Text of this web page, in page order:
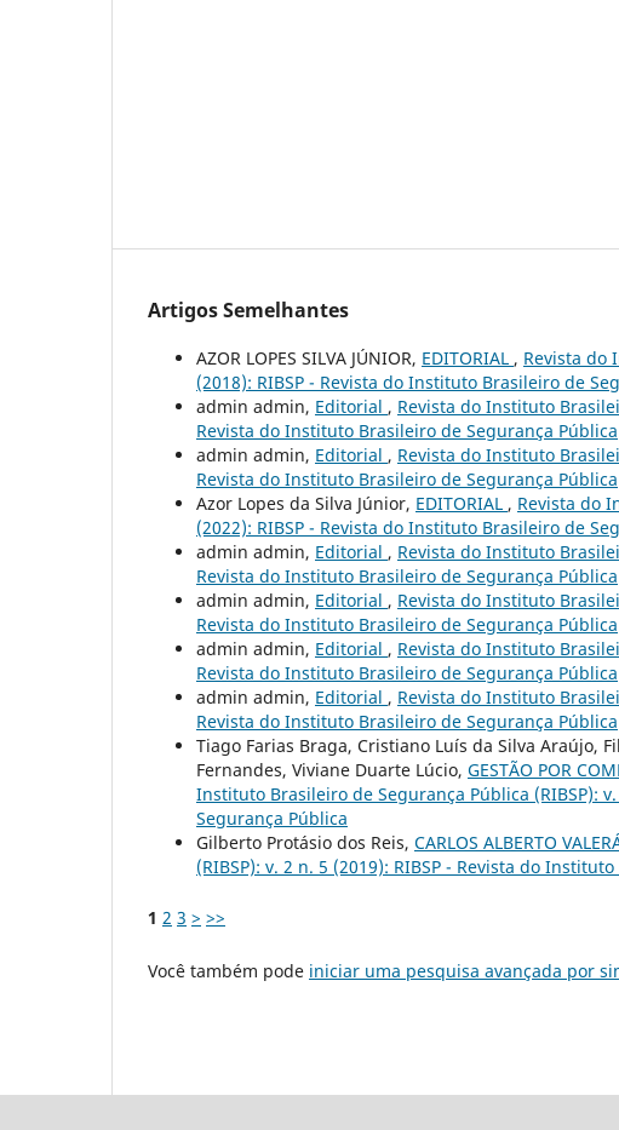
Artigos Semelhantes
AZOR LOPES SILVA JÚNIOR, EDITORIAL , Revista do
(2018): RIBSP - Revista do Instituto Brasileiro de
admin admin, Editorial , Revista do Instituto
Revista do Instituto Brasileiro de Segurança Pública
admin admin, Editorial , Revista do Instituto
Revista do Instituto Brasileiro de Segurança Pública
Azor Lopes da Silva Júnior, EDITORIAL , Revista do
(2022): RIBSP - Revista do Instituto Brasileiro de
admin admin, Editorial , Revista do Instituto
Revista do Instituto Brasileiro de Segurança Pública
admin admin, Editorial , Revista do Instituto
Revista do Instituto Brasileiro de Segurança Pública
admin admin, Editorial , Revista do Instituto
Revista do Instituto Brasileiro de Segurança Pública
admin admin, Editorial , Revista do Instituto
Revista do Instituto Brasileiro de Segurança Pública
Tiago Farias Braga, Cristiano Luís da Silva Araújo,
Fernandes, Viviane Duarte Lúcio, GESTÃO POR
Instituto Brasileiro de Segurança Pública (RIBSP):
Segurança Pública
Gilberto Protásio dos Reis, CARLOS ALBERTO
(RIBSP): v. 2 n. 5 (2019): RIBSP - Revista do
1 2 3 > >>
Você também pode iniciar uma pesquisa avançada por